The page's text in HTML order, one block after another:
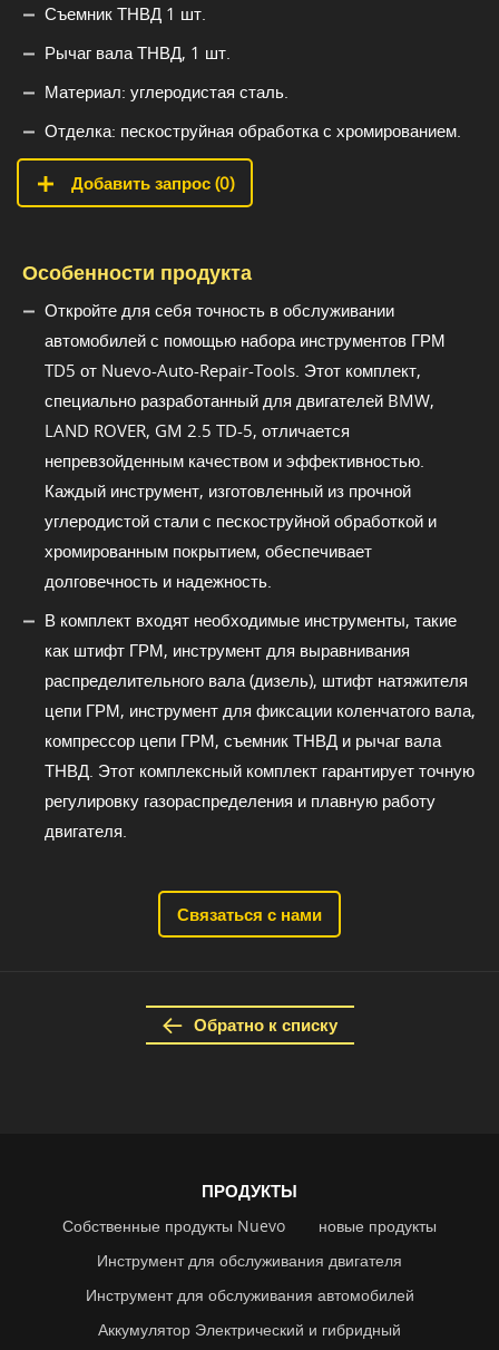
Съемник ТНВД 1 шт.
Рычаг вала ТНВД, 1 шт.
Материал: углеродистая сталь.
Отделка: пескоструйная обработка с хромированием.
Добавить запрос (0)
Особенности продукта
Откройте для себя точность в обслуживании
автомобилей с помощью набора инструментов ГРМ
TD5 от Nuevo-Auto-Repair-Tools. Этот комплект,
специально разработанный для двигателей BMW,
LAND ROVER, GM 2.5 TD-5, отличается
непревзойденным качеством и эффективностью.
Каждый инструмент, изготовленный из прочной
углеродистой стали с пескоструйной обработкой и
хромированным покрытием, обеспечивает
долговечность и надежность.
В комплект входят необходимые инструменты, такие
как штифт ГРМ, инструмент для выравнивания
распределительного вала (дизель), штифт натяжителя
цепи ГРМ, инструмент для фиксации коленчатого вала,
компрессор цепи ГРМ, съемник ТНВД и рычаг вала
ТНВД. Этот комплексный комплект гарантирует точную
регулировку газораспределения и плавную работу
двигателя.
Связаться с нами
Обратно к списку
ПРОДУКТЫ
Собственные продукты Nuevo
новые продукты
Инструмент для обслуживания двигателя
Инструмент для обслуживания автомобилей
Аккумулятор Электрический и гибридный